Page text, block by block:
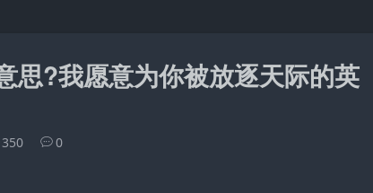
思?我愿意为你被放逐天际的英
350 0